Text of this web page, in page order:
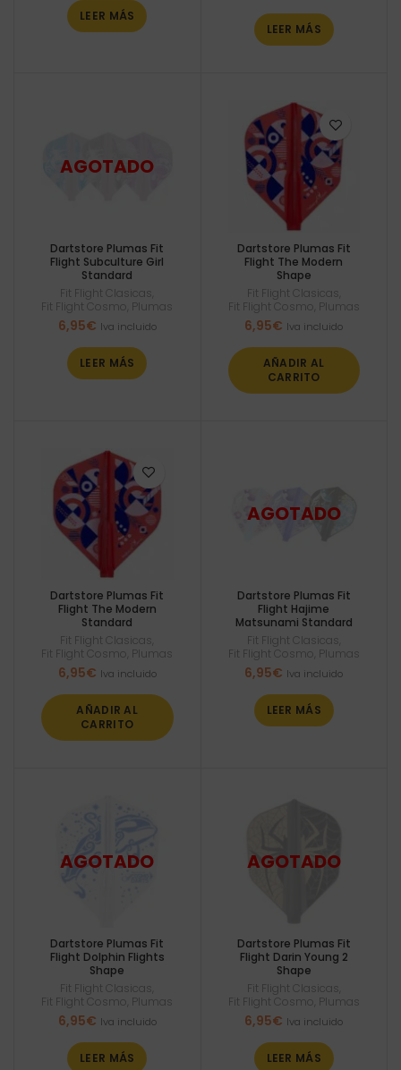
LEER MÁS
LEER MÁS
Dartstore Plumas Fit
Flight Subculture Girl
Standard
Fit Flight Clasicas
Fit Flight Cosmo Plumas
6,95€ Iva incluido
LEER MÁS
Dartstore Plumas Fit
Flight The Modern
Shape
Fit Flight Clasicas
Fit Flight Cosmo Plumas
6,95€ Iva incluido
AÑADIR AL
CARRITO
Dartstore Plumas Fit
Flight The Modern
Standard
Fit Flight Clasicas
Fit Flight Cosmo Plumas
6,95€ Iva incluido
AÑADIR AL
CARRITO
Dartstore Plumas Fit
Flight Hajime
Matsunami Standard
Fit Flight Clasicas
Fit Flight Cosmo Plumas
6,95€ Iva incluido
LEER MÁS
Dartstore Plumas Fit
Flight Dolphin Flights
Shape
Fit Flight Clasicas
Fit Flight Cosmo Plumas
6,95€ Iva incluido
LEER MÁS
Dartstore Plumas Fit
Flight Darin Young 2
Shape
Fit Flight Clasicas
Fit Flight Cosmo Plumas
6,95€ Iva incluido
LEER MÁS